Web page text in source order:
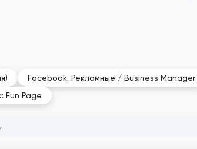
Facebook: Рекламные / Business Manager
Fun Page